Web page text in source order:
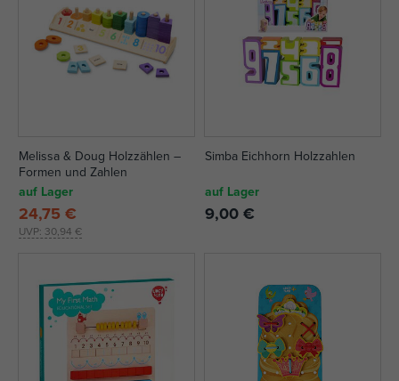
Melissa & Doug Holzzählen –
Formen und Zahlen
auf Lager
UVP: 30,94 €
24,75 €
Simba Eichhorn Holzzahlen
auf Lager
9,00 €